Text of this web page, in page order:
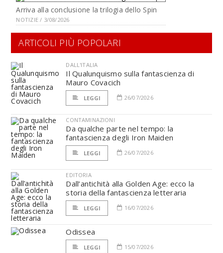
Arriva alla conclusione la trilogia dello Spin
NOTIZIE / 3/08/2026
ARTICOLI PIÙ POPOLARI
DALL'ITALIA
Il Qualunquismo sulla fantascienza di
Mauro Covacich
LEGGI 26/07/2026
CONTAMINAZIONI
Da qualche parte nel tempo: la
fantascienza degli Iron Maiden
LEGGI 26/07/2026
EDITORIA
Dall’antichità alla Golden Age: ecco la
storia della fantascienza letteraria
LEGGI 16/07/2026
Odissea
LEGGI 15/07/2026